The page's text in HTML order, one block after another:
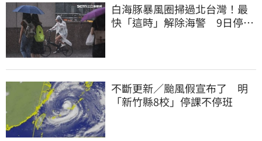
白海豚暴風圈掃過北台灣！最
快「這時」解除海警 9日停班
不斷更新／颱風假宣布了 明
「新竹縣8校」停課不停班